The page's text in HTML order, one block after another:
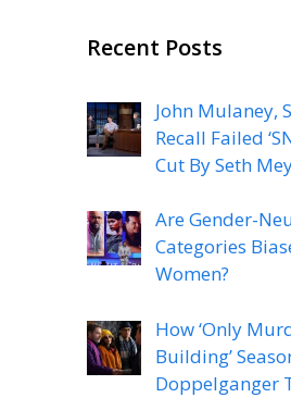
Recent Posts
John Mulaney,
Recall Failed
Cut By Seth
Are Gender-
Categories
Women?
How ‘Only
Building’
Doppelganger